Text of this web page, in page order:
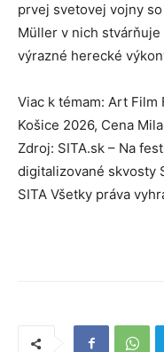
prvej svetovej vojny
Müller v nich
výrazné herecké
Viac k témam: Art Film
Košice 2026, Cena
Zdroj: SITA.sk – Na
digitalizované skvosty
SITA Všetky práva